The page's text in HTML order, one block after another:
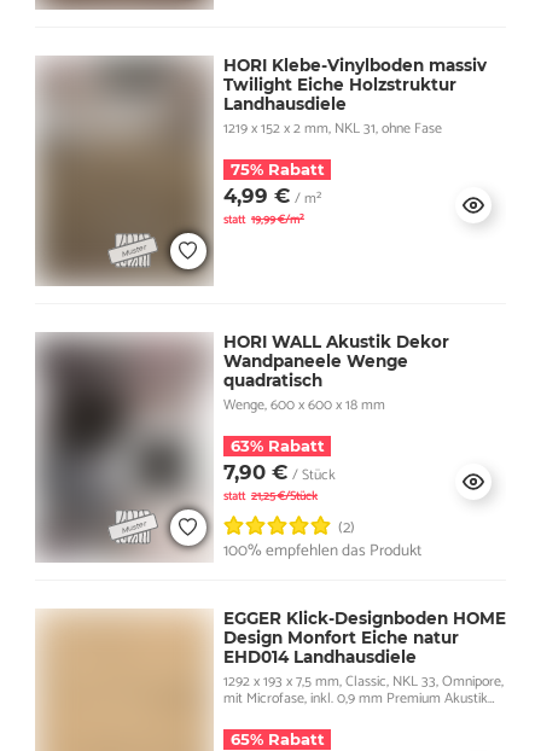
HORI Klebe-Vinylboden massiv
Twilight Eiche Holzstruktur
Landhausdiele
1219 x 152 x 2 mm, NKL 31, ohne Fase
75% Rabatt
4,99 € / m²
statt 19,99 €/m²
HORI WALL Akustik Dekor
Wandpaneele Wenge
quadratisch
Wenge, 600 x 600 x 18 mm
63% Rabatt
7,90 € / Stück
statt 21,25 €/Stück
(2)
100% empfehlen das Produkt
EGGER Klick-Designboden HOME
Design Monfort Eiche natur
EHD014 Landhausdiele
1292 x 193 x 7,5 mm, Classic, NKL 33, Omnipore,
mit Microfase, inkl. 0,9 mm Premium Akustik
65% Rabatt